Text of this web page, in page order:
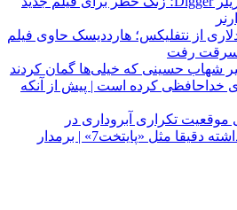
میلیون دلاری از نتفلیکس؛ هارددیسک حاوی فیلم
سرقت رفت
شهاب حسینی که خیلی‌ها گمان کردند
خداحافظی کرده است | پیش از آنکه
تکراری آبروداری در
خواستگاری دست گذاشته دقیقا مثل «پایتخت7» | برمدار